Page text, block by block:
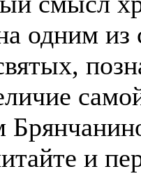
одним
и